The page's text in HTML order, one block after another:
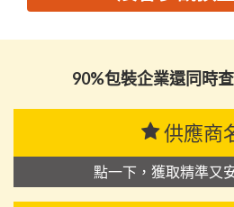
90%包裝企業還同時
供應商
點一下，獲取精準又